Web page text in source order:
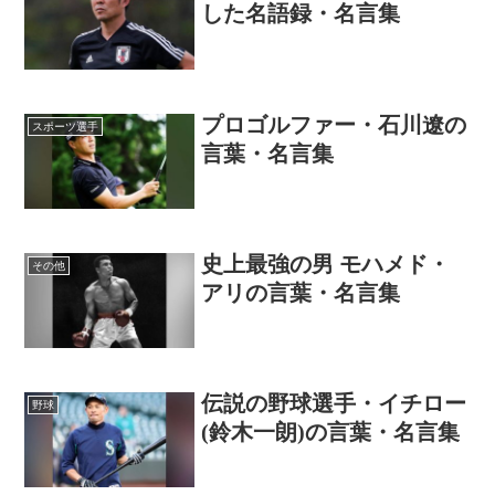
した名語録・名言集
スポーツ選手
プロゴルファー・石川遼の
言葉・名言集
その他
史上最強の男 モハメド・
アリの言葉・名言集
野球
伝説の野球選手・イチロー
(鈴木一朗)の言葉・名言集